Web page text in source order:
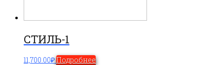
СТИЛЬ-1
11,700.00₽Подробнее